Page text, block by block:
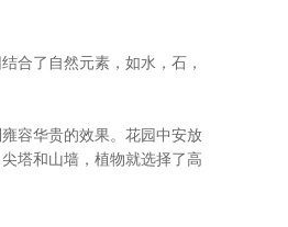
合了自然元素，如水，石，
容华贵的效果。花园中安放
塔和山墙，植物就选择了高